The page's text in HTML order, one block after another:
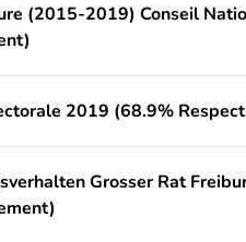
(2015-2019) Conseil
2019 (68.9%
Grosser Rat